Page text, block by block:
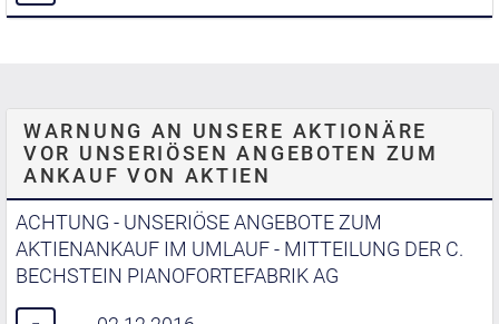
WARNUNG AN UNSERE AKTIONÄRE
VOR UNSERIÖSEN ANGEBOTEN ZUM
ANKAUF VON AKTIEN
ACHTUNG - UNSERIÖSE ANGEBOTE ZUM
AKTIENANKAUF IM UMLAUF - MITTEILUNG DER C.
BECHSTEIN PIANOFORTEFABRIK AG